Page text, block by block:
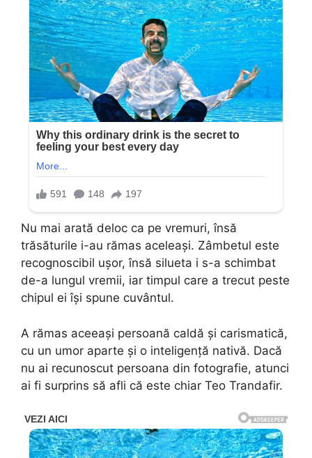
Nu mai arată deloc ca pe vremuri, însă
trăsăturile i-au rămas aceleași. Zâmbetul este
recognoscibil ușor, însă silueta i s-a schimbat
de-a lungul vremii, iar timpul care a trecut peste
chipul ei își spune cuvântul.
A rămas aceeași persoană caldă și carismatică,
cu un umor aparte și o inteligență nativă. Dacă
nu ai recunoscut persoana din fotografie, atunci
ai fi surprins să afli că este chiar Teo Trandafir.